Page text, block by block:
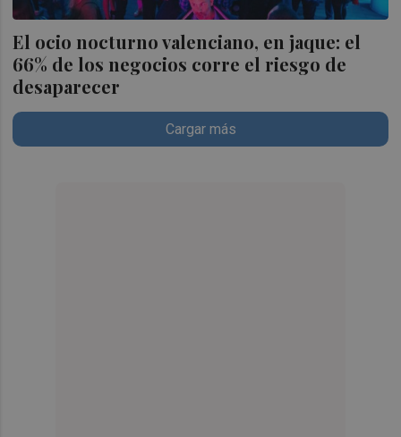
El ocio nocturno valenciano, en jaque: el
66% de los negocios corre el riesgo de
desaparecer
Cargar más